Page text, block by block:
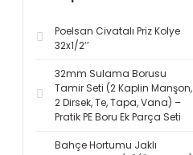
Poelsan Civatalı Priz Kolye
32x1/2’’
32mm Sulama Borusu
Tamir Seti (2 Kaplin Manşon,
2 Dirsek, Te, Tapa, Vana) –
Pratik PE Boru Ek Parça Seti
Bahçe Hortumu Jaklı